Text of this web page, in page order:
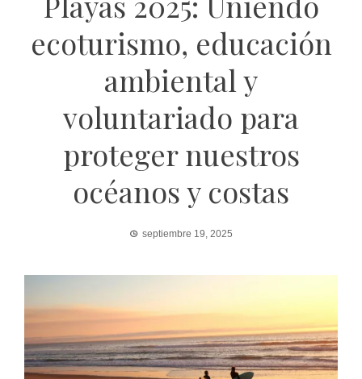
ecoturismo, educación
ambiental y
voluntariado para
proteger nuestros
océanos y costas
septiembre 19, 2025